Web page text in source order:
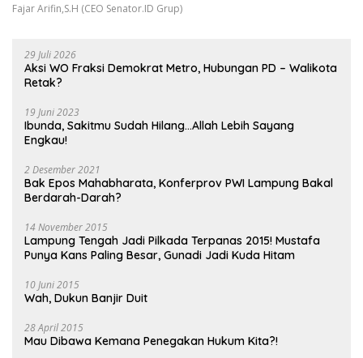
Fajar Arifin,S.H (CEO Senator.ID Grup)
29 Juli 2026
Aksi WO Fraksi Demokrat Metro, Hubungan PD – Walikota
Retak?
19 Juni 2023
Ibunda, Sakitmu Sudah Hilang…Allah Lebih Sayang
Engkau!
2 Desember 2021
Bak Epos Mahabharata, Konferprov PWI Lampung Bakal
Berdarah-Darah?
14 November 2015
Lampung Tengah Jadi Pilkada Terpanas 2015! Mustafa
Punya Kans Paling Besar, Gunadi Jadi Kuda Hitam
10 Juni 2015
Wah, Dukun Banjir Duit
28 April 2015
Mau Dibawa Kemana Penegakan Hukum Kita?!